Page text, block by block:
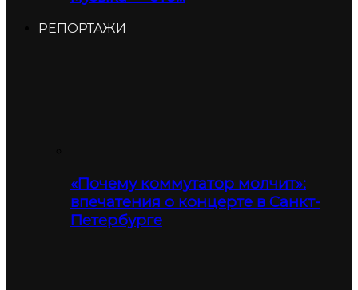
РЕПОРТАЖИ
«Почему коммутатор молчит»:
впечатения о концерте в Санкт-
Петербурге